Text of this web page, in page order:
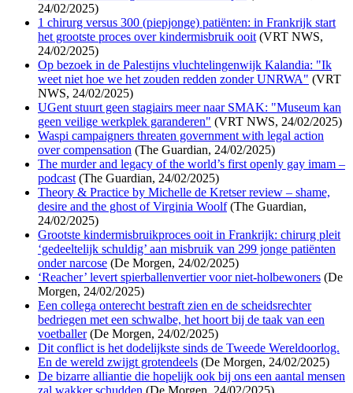
24/02/2025)
1 chirurg versus 300 (piepjonge) patiënten: in Frankrijk start
het grootste proces over kindermisbruik ooit (VRT NWS,
24/02/2025)
Op bezoek in de Palestijns vluchtelingenwijk Kalandia: "Ik
weet niet hoe we het zouden redden zonder UNRWA" (VRT
NWS, 24/02/2025)
UGent stuurt geen stagiairs meer naar SMAK: "Museum kan
geen veilige werkplek garanderen" (VRT NWS, 24/02/2025)
Waspi campaigners threaten government with legal action
over compensation (The Guardian, 24/02/2025)
The murder and legacy of the world’s first openly gay imam –
podcast (The Guardian, 24/02/2025)
Theory & Practice by Michelle de Kretser review – shame,
desire and the ghost of Virginia Woolf(The Guardian,
24/02/2025)
Grootste kindermisbruikproces ooit in Frankrijk: chirurg pleit
‘gedeeltelijk schuldig’ aan misbruik van 299 jonge patiënten
onder narcose (De Morgen, 24/02/2025)
‘Reacher’ levert spierballenvertier voor niet-holbewoners (De
Morgen, 24/02/2025)
Een collega onterecht bestraft zien en de scheidsrechter
bedriegen met een schwalbe, het hoort bij de taak van een
voetballer(De Morgen, 24/02/2025)
Dit conflict is het dodelijkste sinds de Tweede Wereldoorlog.
En de wereld zwijgt grotendeels (De Morgen, 24/02/2025)
De bizarre alliantie die hopelijk ook bij ons een aantal mensen
zal wakker schudden (De Morgen, 24/02/2025)